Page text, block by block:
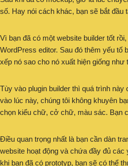
số. Hay nói cách khác, bạn sẽ bắt đầu
Vì bạn đã có một website builder tốt
WordPress editor. Sau đó thêm yếu tố
xếp nó sao cho nó xuất hiện giống như
Tùy vào plugin builder thì quá trình này
vào lúc này, chúng tôi không khuyên
chọn kiểu chữ, cở chữ, màu sác. Bạn
Điều quan trọng nhất là bạn cần dàn
website hoạt động và chứa đầy đủ các
khi bạn đã có prototyp, bạn sẽ có thể